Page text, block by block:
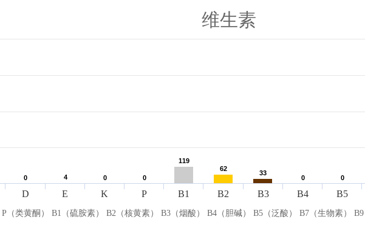
维生素
0
0 4
4 0
0 0
0
119
119
62
62
33
33
0
0 0
0
D E K P B1 B2 B3 B4 B5
P（类黄酮） B1（硫胺素） B2（核黄素） B3（烟酸） B4（胆碱） B5（泛酸） B7（生物素） B9